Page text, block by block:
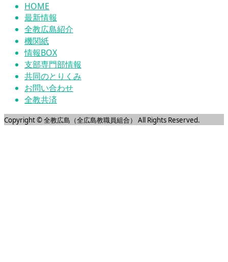
HOME
最新情報
全教広島紹介
機関紙
情報BOX
支部専門部情報
共同のとりくみ
お問い合わせ
全教共済
Copyright © 全教広島（全広島教職員組合） All Rights Reserved.